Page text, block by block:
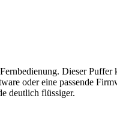
Dieser Puffer
oder eine passende
deutlich flüssiger.